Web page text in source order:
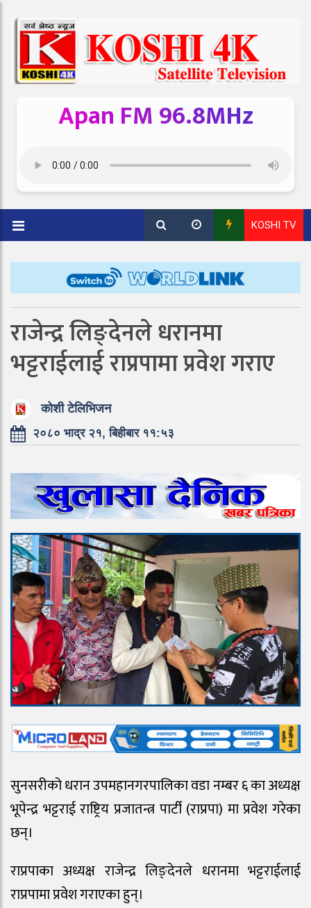
Apan FM 96.8MHz
KOSHI TV
राजेन्द्र लिङ्देनले धरानमा
भट्टराईलाई राप्रपामा प्रवेश गराए
कोशी टेलिभिजन
२०८० भाद्र २१, बिहीबार ११:५३
सुनसरीको धरान उपमहानगरपालिका वडा नम्बर ६ का अध्यक्ष
भूपेन्द्र भट्टराई राष्ट्रिय प्रजातन्त्र पार्टी (राप्रपा) मा प्रवेश गरेका
छन्।
राप्रपाका अध्यक्ष राजेन्द्र लिङ्देनले धरानमा भट्टराईलाई
राप्रपामा प्रवेश गराएका हुन्।